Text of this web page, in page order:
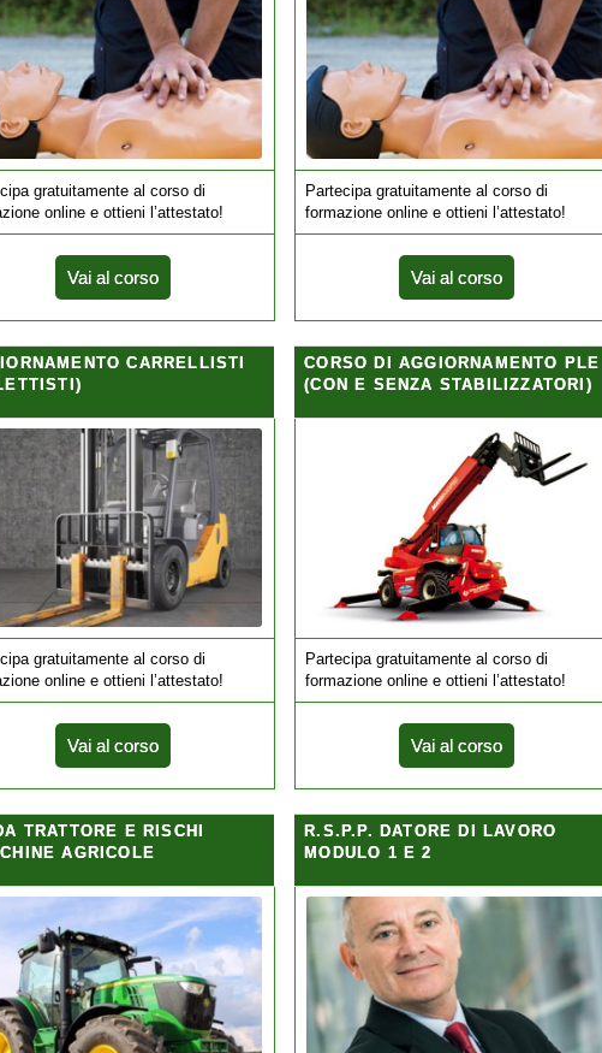
gratuitamente al corso di
online e ottieni l’attestato!
Vai al corso
Partecipa gratuitamente al corso di
formazione online e ottieni l’attestato!
Vai al corso
CARRELLISTI
gratuitamente al corso di
online e ottieni l’attestato!
Vai al corso
CORSO DI AGGIORNAMENTO PLE
(CON E SENZA STABILIZZATORI)
Partecipa gratuitamente al corso di
formazione online e ottieni l’attestato!
Vai al corso
TRATTORE E RISCHI
AGRICOLE
R.S.P.P. DATORE DI LAVORO
MODULO 1 E 2